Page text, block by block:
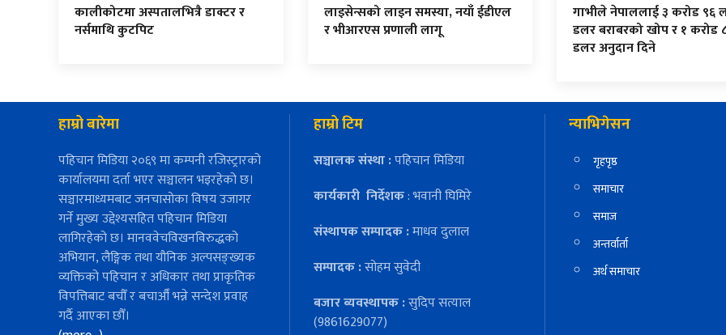
कालीकोटमा अस्पतालभित्रै डाक्टर र
नर्समाथि कुटपिट
लाइसेन्सको लाइन समस्या, नयाँ ईडीएल
र भीआरएस प्रणाली लागू
गाभीले नेपाललाई ३ करोड ९६
डलर बराबरको खोप र १ करोड
डलर अनुदान दिने
हाम्रो बारेमा
पहिचान मिडिया २०६९ मा कम्पनी रजिस्ट्रारको
कार्यालयमा दर्ता भएर सञ्चालन भइरहेको छ।
सञ्चारमाध्यमबाट जनचासोका विषय उजागर
गर्ने मुख्य उद्देश्यसहित पहिचान मिडिया
लागिरहेको छ। मानववेचविखनविरुद्धको
अभियान, लैङ्गिक तथा यौनिक अल्पसङ्ख्यक
व्यक्तिको पहिचान र अधिकार तथा प्राकृतिक
विपत्तिबाट बचौँ र बचाऔँ भन्ने सन्देश प्रवाह
गर्दै आएका छौँ।
हाम्रो टिम
सञ्चालक संस्था :पहिचान मिडिया
कार्यकारी निर्देशक: भवानी घिमिरे
संस्थापक सम्पादक :माधव दुलाल
सम्पादक :सोहम सुवेदी
बजार ब्यवस्थापक :सुदिप सत्याल
(9861629077)
न्याभिगेसन
गृहपृष्ठ
समाचार
समाज
अन्तर्वार्ता
अर्थ समाचार